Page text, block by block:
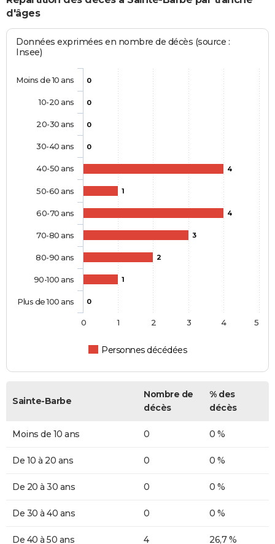
d'âges
Données exprimées en nombre de décès (source :
Insee)
0
0
0
0
4
1
4
3
2
1
0
Personnes décédées
Moins de 10 ans
10-20 ans
20-30 ans
30-40 ans
40-50 ans
50-60 ans
60-70 ans
70-80 ans
80-90 ans
90-100 ans
Plus de 100 ans
0 1 2 3 4 5
Sainte-Barbe
Nombre de
décès
% des
décès
Moins de 10 ans 0 0 %
De 10 à 20 ans 0 0 %
De 20 à 30 ans 0 0 %
De 30 à 40 ans 0 0 %
De 40 à 50 ans 4 26,7 %